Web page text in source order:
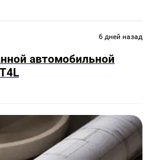
6 дней назад
автомобильной